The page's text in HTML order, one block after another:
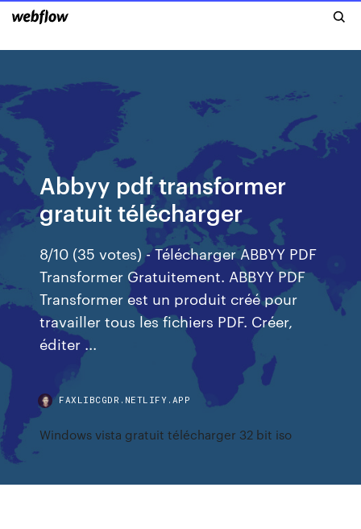
Abbyy pdf transformer
gratuit télécharger
8/10 (35 votes) - Télécharger ABBYY PDF
Transformer Gratuitement. ABBYY PDF
Transformer est un produit créé pour
travailler tous les fichiers PDF. Créer,
éditer ...
FAXLIBCGDR.NETLIFY.APP
Windows vista gratuit télécharger 32 bit iso